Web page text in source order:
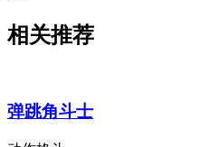
相关推荐
弹跳角斗士